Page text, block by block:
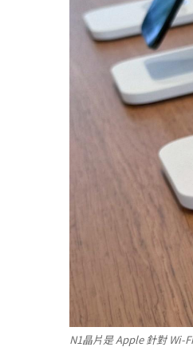
N1晶片是 Apple 針對 Wi-